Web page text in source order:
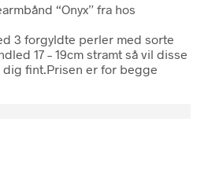
“Onyx” fra hos
3 forgyldte perler med sorte
17 – 19cm stramt så vil disse
fint.Prisen er for begge